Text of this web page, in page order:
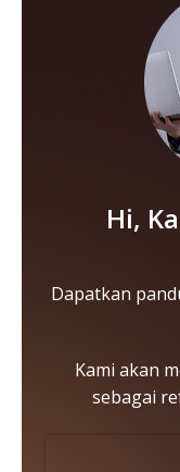
Hi,
Dapatkan
Kami akan
sebagai